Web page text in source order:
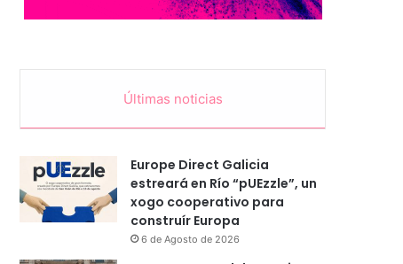
Últimas noticias
Europe Direct Galicia
estreará en Río “pUEzzle”, un
xogo cooperativo para
construír Europa
6 de Agosto de 2026